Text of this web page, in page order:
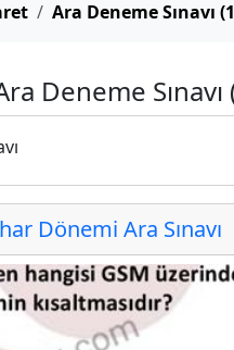
Ara Deneme Sınavı
Deneme
Dönemi Ara Sınavı